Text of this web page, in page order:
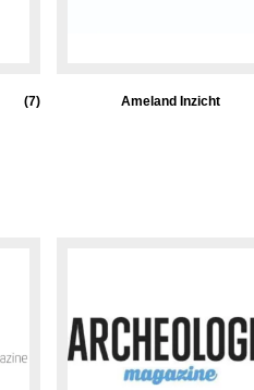
(7) Ameland Inzicht